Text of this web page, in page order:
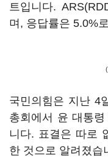
트입니다.
며, 응답률은 5.0%
국민의힘은 지난 4
총회에서 윤 대통
니다. 표결은 따로
한 것으로 알려졌습